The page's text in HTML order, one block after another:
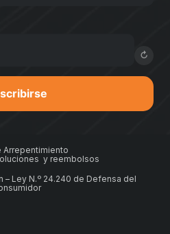
↻
Arrepentimiento
y reembolsos
– Ley N.º 24.240 de Defensa del